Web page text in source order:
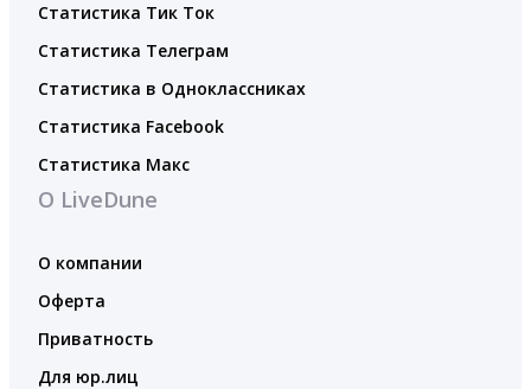
Статистика Тик Ток
Статистика Телеграм
Статистика в Одноклассниках
Статистика Facebook
Статистика Макс
О LiveDune
О компании
Оферта
Приватность
Для юр.лиц